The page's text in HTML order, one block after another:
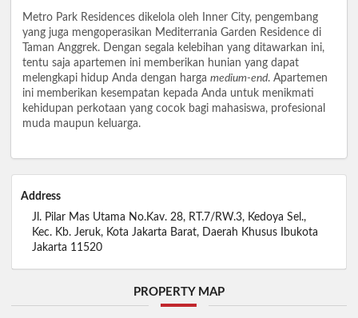
Metro Park Residences dikelola oleh Inner City, pengembang
yang juga mengoperasikan Mediterrania Garden Residence di
Taman Anggrek. Dengan segala kelebihan yang ditawarkan ini,
tentu saja apartemen ini memberikan hunian yang dapat
melengkapi hidup Anda dengan harga medium-end. Apartemen
ini memberikan kesempatan kepada Anda untuk menikmati
kehidupan perkotaan yang cocok bagi mahasiswa, profesional
muda maupun keluarga.
Address
Jl. Pilar Mas Utama No.Kav. 28, RT.7/RW.3, Kedoya Sel.,
Kec. Kb. Jeruk, Kota Jakarta Barat, Daerah Khusus Ibukota
Jakarta 11520
PROPERTY MAP